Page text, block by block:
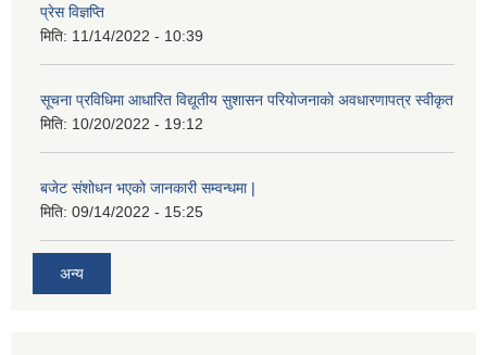
प्रेस विज्ञप्ति
मिति: 11/14/2022 - 10:39
सूचना प्रविधिमा आधारित विद्यूतीय सुशासन परियाेजनाकाे अवधारणापत्र स्वीकृत
मिति: 10/20/2022 - 19:12
बजेट संशोधन भएको जानकारी सम्वन्धमा |
मिति: 09/14/2022 - 15:25
अन्य